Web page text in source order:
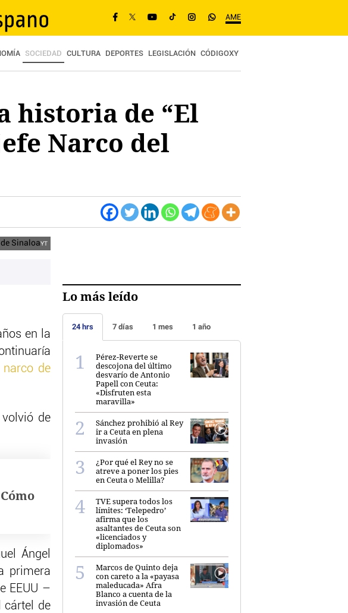
AME
SOCIEDAD CULTURA DEPORTES LEGISLACIÓN CÓDIGOXY
historia de “El
Narco del
YT
en la
de
de
Ángel
primera
EEUU –
cártel de
Lo más leído
24 hrs 7 días 1 mes 1 año
Pérez-Reverte se
descojona del último
desvarío de Antonio
Papell con Ceuta:
«Disfruten esta
maravilla»
Sánchez prohibió al Rey
ir a Ceuta en plena
invasión
¿Por qué el Rey no se
atreve a poner los pies
en Ceuta o Melilla?
TVE supera todos los
límites: ‘Telepedro’
afirma que los
asaltantes de Ceuta son
«licenciados y
diplomados»
Marcos de Quinto deja
con careto a la «payasa
maleducada» Afra
Blanco a cuenta de la
invasión de Ceuta